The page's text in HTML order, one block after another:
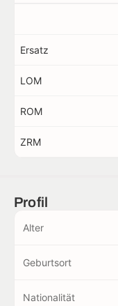
Ersatz
LOM
ROM
ZRM
Profil
Alter
Geburtsort
Nationalität